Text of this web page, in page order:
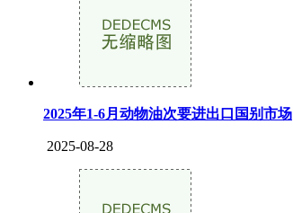
2025年1-6月动物油次要进出口国别市场
2025-08-28